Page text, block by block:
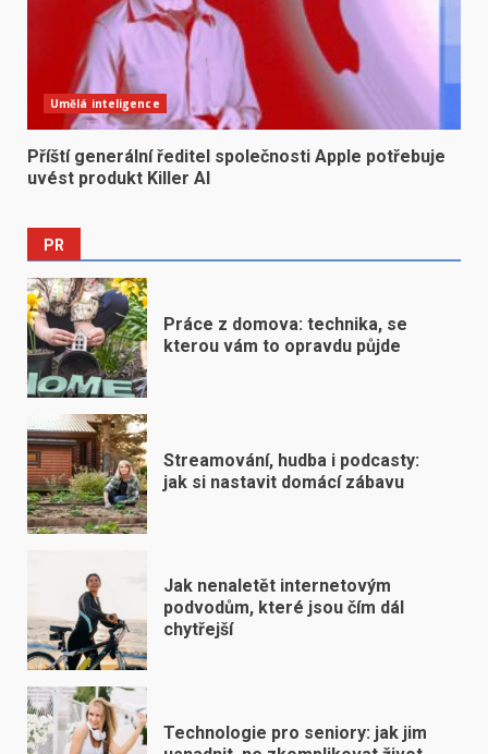
Umělá inteligence
Příští generální ředitel společnosti Apple potřebuje
uvést produkt Killer AI
PR
Práce z domova: technika, se
kterou vám to opravdu půjde
Streamování, hudba i podcasty:
jak si nastavit domácí zábavu
Jak nenaletět internetovým
podvodům, které jsou čím dál
chytřejší
Technologie pro seniory: jak jim